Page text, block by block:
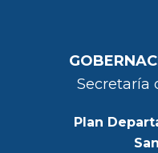
Secretaría
Plan